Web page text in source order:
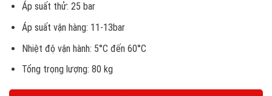
Áp suất thử: 25 bar
Áp suất vận hàng: 11-13bar
Nhiệt độ vận hành: 5°C đến 60°C
Tổng trọng lượng: 80 kg